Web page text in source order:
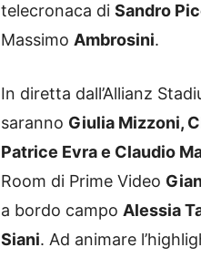
telecronaca di Sandro
Massimo Ambrosini.
In diretta dall’Allianz
saranno Giulia Mizzoni,
Patrice Evra e Claudio
Room di Prime Video
a bordo campo Alessia
Siani. Ad animare